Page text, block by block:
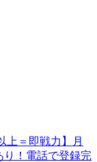
上＝即戦力】月
り！電話で登録完